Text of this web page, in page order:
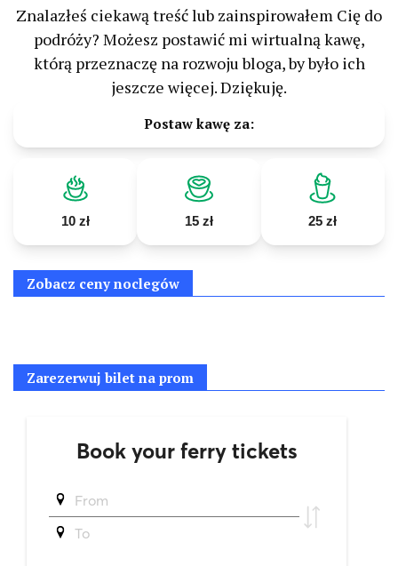
Znalazłeś ciekawą treść lub zainspirowałem Cię do
podróży? Możesz postawić mi wirtualną kawę,
którą przeznaczę na rozwoju bloga, by było ich
jeszcze więcej. Dziękuję.
Postaw kawę za:
10 zł 15 zł 25 zł
Zobacz ceny noclegów
Zarezerwuj bilet na prom